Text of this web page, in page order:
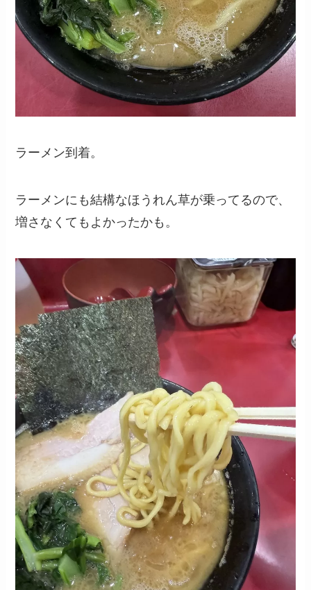
ラーメン到着。
ラーメンにも結構なほうれん草が乗ってるので、
増さなくてもよかったかも。